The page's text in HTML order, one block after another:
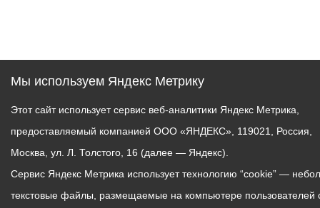
Мы используем Яндекс Метрику
Этот сайт использует сервис веб-аналитики Яндекс Метрика,
предоставляемый компанией ООО «ЯНДЕКС», 119021, Россия,
Москва, ул. Л. Толстого, 16 (далее — Яндекс).
Сервис Яндекс Метрика использует технологию “cookie” —
текстовые файлы, размещаемые на компьютере пользователей